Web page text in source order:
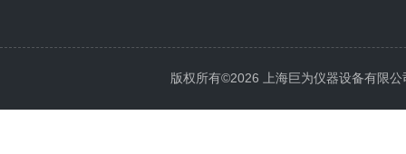
版权所有©2026 上海巨为仪器设备有限